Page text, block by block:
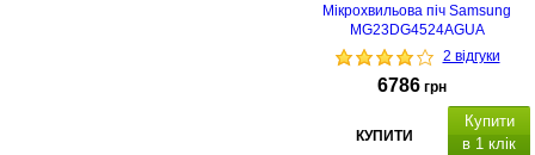
Мікрохвильова піч Samsung
MG23DG4524AGUA
2 відгуки
6786 грн
КУПИТИ
Купити
в 1 клік